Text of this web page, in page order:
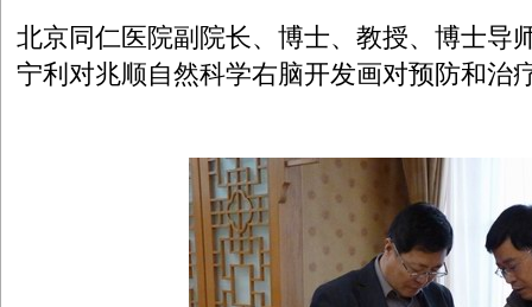
北京同仁医院副院长、博士、教授、博士导
宁利对兆顺自然科学右脑开发画对预防和治